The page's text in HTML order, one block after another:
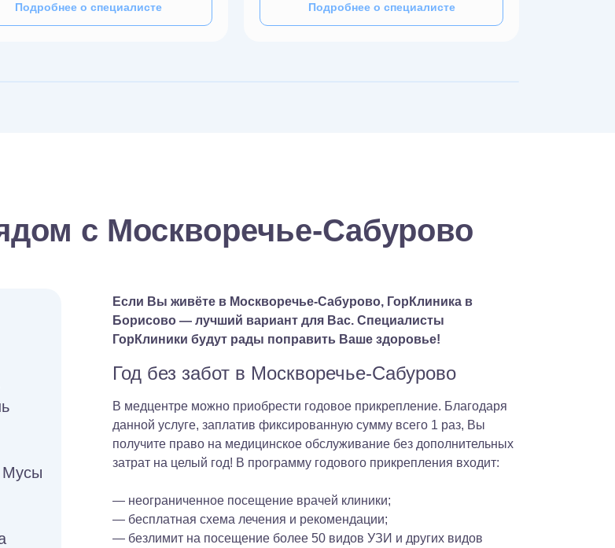
Подробнее о специалисте Подробнее о специалисте
с Москворечье-Сабурово
Мусы
Если Вы живёте в Москворечье-Сабурово, ГорКлиника в
Борисово — лучший вариант для Вас. Специалисты
ГорКлиники будут рады поправить Ваше здоровье!
Год без забот в Москворечье-Сабурово
В медцентре можно приобрести годовое прикрепление. Благодаря
данной услуге, заплатив фиксированную сумму всего 1 раз, Вы
получите право на медицинское обслуживание без дополнительных
затрат на целый год! В программу годового прикрепления входит:
— неограниченное посещение врачей клиники;
— бесплатная схема лечения и рекомендации;
— безлимит на посещение более 50 видов УЗИ и других видов